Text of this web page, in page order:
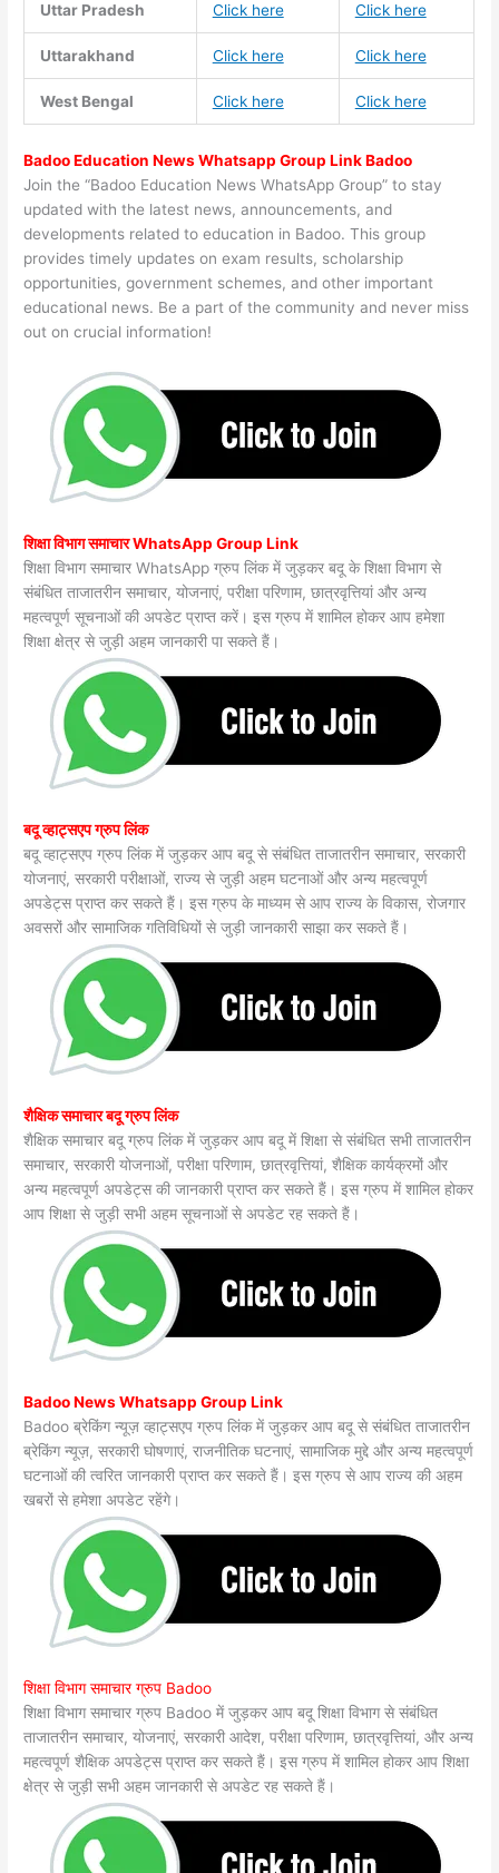
Uttar Pradesh Click here Click here
Uttarakhand Click here Click here
West Bengal Click here Click here
Badoo Education News Whatsapp Group Link Badoo
Join the “Badoo Education News WhatsApp Group” to stay
updated with the latest news, announcements, and
developments related to education in Badoo. This group
provides timely updates on exam results, scholarship
opportunities, government schemes, and other important
educational news. Be a part of the community and never miss
out on crucial information!
शिक्षा विभाग समाचार WhatsApp Group Link
शिक्षा विभाग समाचार WhatsApp ग्रुप लिंक में जुड़कर बदू के शिक्षा विभाग से
संबंधित ताजातरीन समाचार, योजनाएं, परीक्षा परिणाम, छात्रवृत्तियां और अन्य
महत्वपूर्ण सूचनाओं की अपडेट प्राप्त करें। इस ग्रुप में शामिल होकर आप हमेशा
शिक्षा क्षेत्र से जुड़ी अहम जानकारी पा सकते हैं।
बदू व्हाट्सएप ग्रुप लिंक
बदू व्हाट्सएप ग्रुप लिंक में जुड़कर आप बदू से संबंधित ताजातरीन समाचार, सरकारी
योजनाएं, सरकारी परीक्षाओं, राज्य से जुड़ी अहम घटनाओं और अन्य महत्वपूर्ण
अपडेट्स प्राप्त कर सकते हैं। इस ग्रुप के माध्यम से आप राज्य के विकास, रोजगार
अवसरों और सामाजिक गतिविधियों से जुड़ी जानकारी साझा कर सकते हैं।
शैक्षिक समाचार बदू ग्रुप लिंक
शैक्षिक समाचार बदू ग्रुप लिंक में जुड़कर आप बदू में शिक्षा से संबंधित सभी ताजातरीन
समाचार, सरकारी योजनाओं, परीक्षा परिणाम, छात्रवृत्तियां, शैक्षिक कार्यक्रमों और
अन्य महत्वपूर्ण अपडेट्स की जानकारी प्राप्त कर सकते हैं। इस ग्रुप में शामिल होकर
आप शिक्षा से जुड़ी सभी अहम सूचनाओं से अपडेट रह सकते हैं।
Badoo News Whatsapp Group Link
Badoo ब्रेकिंग न्यूज़ व्हाट्सएप ग्रुप लिंक में जुड़कर आप बदू से संबंधित ताजातरीन
ब्रेकिंग न्यूज़, सरकारी घोषणाएं, राजनीतिक घटनाएं, सामाजिक मुद्दे और अन्य महत्वपूर्ण
घटनाओं की त्वरित जानकारी प्राप्त कर सकते हैं। इस ग्रुप से आप राज्य की अहम
खबरों से हमेशा अपडेट रहेंगे।
शिक्षा विभाग समाचार ग्रुप Badoo
शिक्षा विभाग समाचार ग्रुप Badoo में जुड़कर आप बदू शिक्षा विभाग से संबंधित
ताजातरीन समाचार, योजनाएं, सरकारी आदेश, परीक्षा परिणाम, छात्रवृत्तियां, और अन्य
महत्वपूर्ण शैक्षिक अपडेट्स प्राप्त कर सकते हैं। इस ग्रुप में शामिल होकर आप शिक्षा
क्षेत्र से जुड़ी सभी अहम जानकारी से अपडेट रह सकते हैं।